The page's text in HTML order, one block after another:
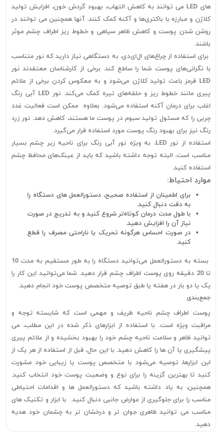
های LED می توانند به کاهش التهاب، بهبود گردش خون، افزایش تولید
کلاژن و مبارزه با باکتری‌ها و آکنه کمک کنند. آنها همچنین می توانند در
روشن شدن پوست و کاهش ظاهر سیاهی و خطوط ریز اطراف چشم موثر
باشند.
برای استفاده از چراغ‌های ال‌ای‌دی، به دستگاهی نیاز دارید که نور متناسب
با نگرانی‌های پوست شما را ساطع کند. برخی از کارشناسان معتقدند نور
LED قرمز باعث تولید کلاژن می‌شود و به معکوس کردن برخی از علائم
پیری مانند خطوط ریز و حلقه‌های تیره کمک می‌کند. نور LED آبی رنگ
اغلب برای درمان آکنه استفاده می‌شود. بعلاوه ممکن است فعالیت غدد
چربی را که مسئول تولید سبوم در پوست ما هستند، کاهش دهد. نور زرد
رنگ نیز برای بهبود رنگ پوست مورد استفاده قرار می‌گیرد.
استفاده از نور LED، به ویژه نور آبی رنگ برای ناحیه زیر چشم بسیار
مناسب است. البته توجه داشته باشید که باید از عینک‌های محافظ چشم
استفاده کنید.
موارد احتیاط:
برای اطمینان از استفاده صحیح، دستورالعمل های دستگاه را
به دقت دنبال کنید.
با طول مدت درمان کوتاه‌تر شروع کنید و به تدریج در صورت
نیاز آن را افزایش دهید.
در صورت احساس هرگونه تحریک یا ناراحتی مصرف را قطع
کنید.
بسته به دستورالعمل می‌توانید دستگاه را به طور مستقیم به مدت 10
تا 20 دقیقه روی پوست اطراف چشم قرار دهید. شما می‌توانید این کار را
یک یا دو بار در هفته یا طبق توصیه متخصص پوست خود انجام دهید.
جمع‌بندی
پوست اطراف چشم ناحیه ظریف و مهمی است که شایسته توجه و
مراقبت ویژه است. با استفاده از ابزارهای ذکر شده در این مطلب، می
توانید ظاهر و سلامت ناحیه چشم خود را بهبود بخشیده و از علائم پیری
پیشگیری یا آن ها را کاهش دهید. با این حال، قبل از استفاده از هر یک از
این ابزارها، توصیه می‌شود با متخصص پوست یا زیبایی خود مشورت
کنید تا بهترین گزینه را برای نوع و وضعیت پوست خود انتخاب کنید.
همچنین، به یاد داشته باشید که دستورالعمل ها و اقدامات احتیاطی
مناسب را برای جلوگیری از عوارض جانبی دنبال کنید. با ابزار و تکنیک های
مناسب می توانید ظاهری جوان تر و درخشان تر به چشمان خود هدیه
دهید.